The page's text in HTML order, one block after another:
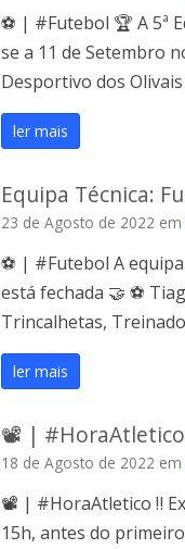
⚽️ | #Futebol 🏆 A 5ª
se a 11 de Setembro
Desportivo dos
ler mais
Equipa Técnica:
23 de Agosto de 2022 em
⚽️ | #Futebol A
está fechada 🤝 ⚽️
Trincalhetas,
ler mais
📽 | #HoraAtletico
18 de Agosto de 2022 em
📽 | #HoraAtletico ‼️
15h, antes do